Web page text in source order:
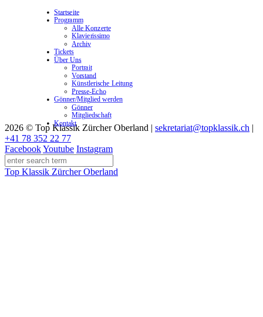
2026 © Top Klassik Zürcher Oberland | sekretariat@topklassik.ch |
+41 78 352 22 77
FacebookYoutube Instagram
Top Klassik Zürcher Oberland
Startseite
Programm
Alle Konzerte
Klavierissimo
Archiv
Tickets
Über Uns
Portrait
Vorstand
Künstlerische Leitung
Presse-Echo
Gönner/Mitglied werden
Gönner
Mitgliedschaft
Kontakt